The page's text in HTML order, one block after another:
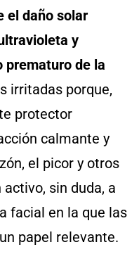
el daño solar
y
prematuro de la
irritadas porque,
protector
calmante y
el picor y otros
sin duda, a
facial en la que las
papel relevante.